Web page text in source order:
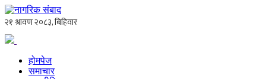
होमपेज
समाचार